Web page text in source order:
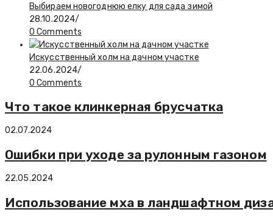
Выбираем новогоднюю елку для сада зимой
28.10.2024/
0 Comments
Искусственный холм на дачном участке
22.06.2024/
0 Comments
Что такое клинкерная брусчатка
02.07.2024
Ошибки при уходе за рулонным газоном
22.05.2024
Использование мха в ландшафтном